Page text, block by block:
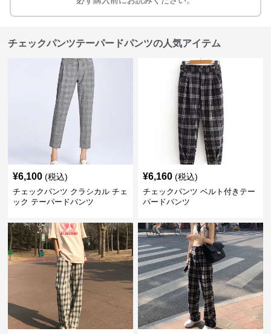
チェックパンツテーパードパンツの人気アイテム
¥6,100 (税込)
チェックパンツ クラシカル チェ
ック テーパードパンツ
¥6,160 (税込)
チェックパンツ ベルト付きテー
パードパンツ